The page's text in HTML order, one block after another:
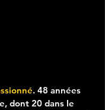
. 48 années
dont 20 dans le